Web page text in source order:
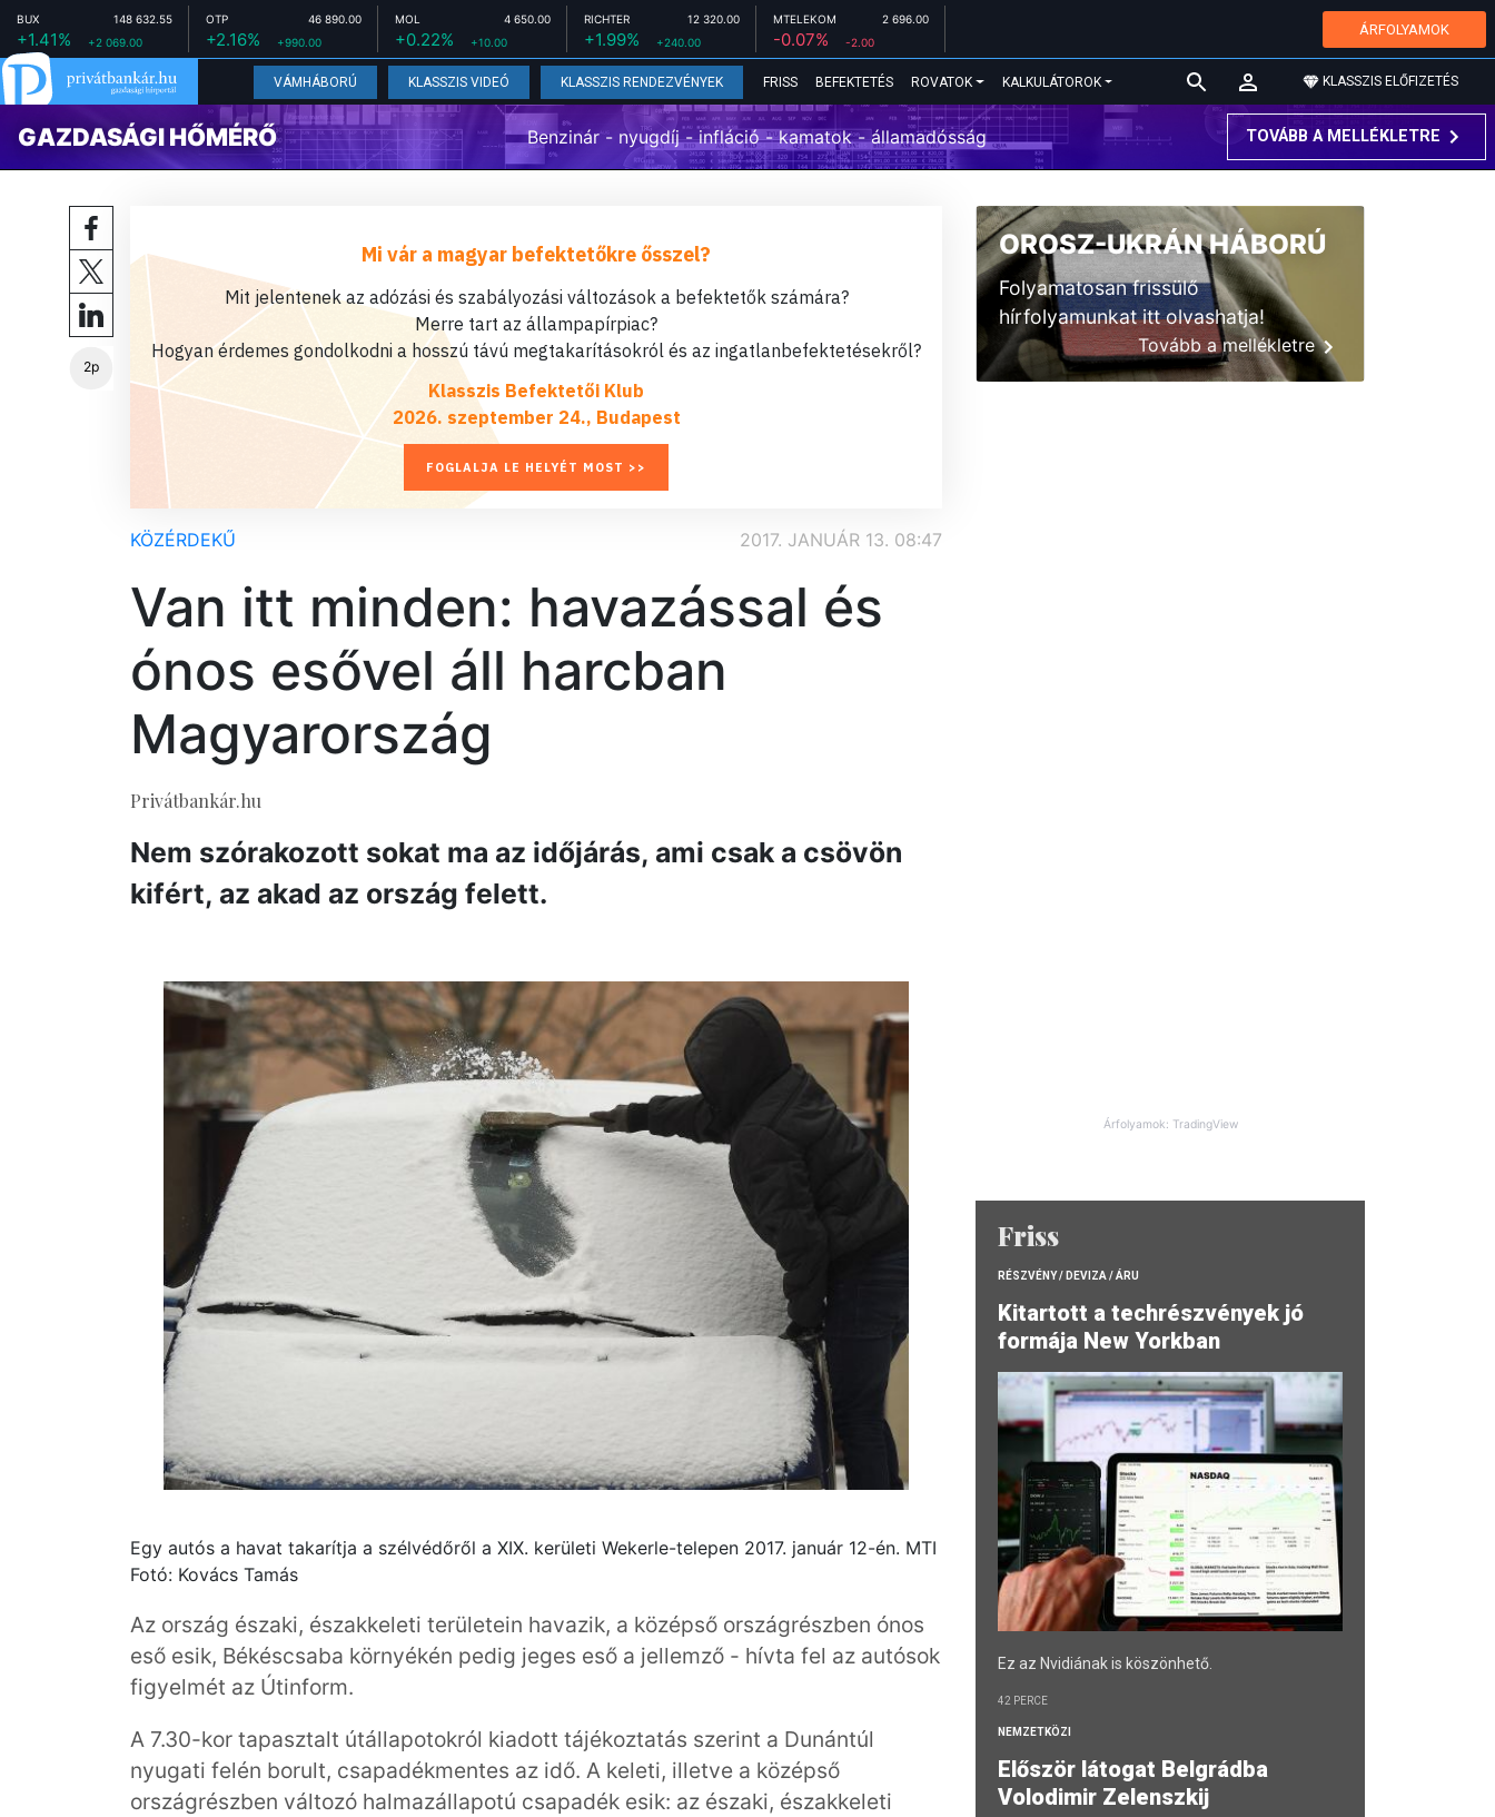
BUX 148 632.55
+1.41% +2 069.00
OTP 46 890.00
+2.16% +990.00
MOL 4 650.00
+0.22% +10.00
RICHTER 12 320.00
+1.99% +240.00
MTELEKOM 2 696.00
-0.07% -2.00
ÁRFOLYAMOK
VÁMHÁBORÚ KLASSZIS VIDEÓ KLASSZIS RENDEZVÉNYEK FRISS BEFEKTETÉS ROVATOK KALKULÁTOROK KLASSZIS ELŐFIZETÉS
GAZDASÁGI HŐMÉRŐ Benzinár - nyugdíj - infláció - kamatok - államadósság TOVÁBB A MELLÉKLETRE
2p
Mi vár a magyar befektetőkre ősszel?
Mit jelentenek az adózási és szabályozási változások a befektetők számára?
Merre tart az állampapírpiac?
Hogyan érdemes gondolkodni a hosszú távú megtakarításokról és az ingatlanbefektetésekről?
Klasszis Befektetői Klub
2026. szeptember 24., Budapest
FOGLALJA LE HELYÉT MOST >>
KÖZÉRDEKŰ 2017. JANUÁR 13. 08:47
Van itt minden: havazással és
ónos esővel áll harcban
Magyarország
Privátbankár.hu
Nem szórakozott sokat ma az időjárás, ami csak a csövön
kifért, az akad az ország felett.
Egy autós a havat takarítja a szélvédőről a XIX. kerületi Wekerle-telepen 2017. január 12-én. MTI
Fotó: Kovács Tamás
Az ország északi, északkeleti területein havazik, a középső országrészben ónos
eső esik, Békéscsaba környékén pedig jeges eső a jellemző - hívta fel az autósok
figyelmét az Útinform.
A 7.30-kor tapasztalt útállapotokról kiadott tájékoztatás szerint a Dunántúl
nyugati felén borult, csapadékmentes az idő. A keleti, illetve a középső
országrészben változó halmazállapotú csapadék esik: az északi, északkeleti
OROSZ-UKRÁN HÁBORÚ
Folyamatosan frissülő
hírfolyamunkat itt olvashatja!
Tovább a mellékletre
Árfolyamok: TradingView
Friss
RÉSZVÉNY / DEVIZA / ÁRU
Kitartott a techrészvények jó
formája New Yorkban
Ez az Nvidiának is köszönhető.
42 PERCE
NEMZETKÖZI
Először látogat Belgrádba
Volodimir Zelenszkij